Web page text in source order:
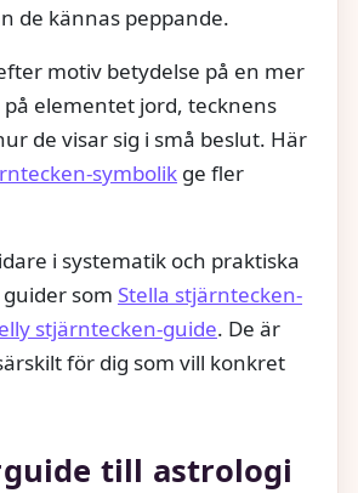
de kännas peppande.
motiv betydelse på en mer
elementet jord, tecknens
de visar sig i små beslut. Här
symbolik ge fler
i systematik och praktiska
som Stella stjärntecken-
stjärntecken-guide. De är
för dig som vill konkret
till astrologi